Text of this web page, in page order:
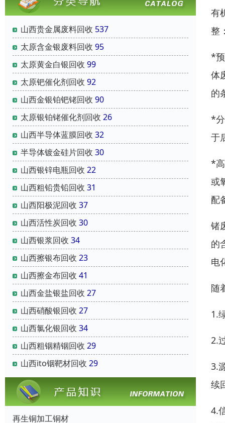
山西贵金属废料回收 537
太原含金银废料回收 95
太原黄金白银回收 99
太原钯催化剂回收 92
山西金银铂钯铑回收 90
太原银铂铑催化剂回收 26
山西半导体蓝膜回收 32
半导体镀金硅片回收 30
山西银锌电瓶回收 22
山西粗铅贵铅回收 31
山西阳极泥回收 37
山西活性炭回收 30
山西银浆回收 34
山西擦银布回收 23
山西擦金布回收 41
山西金盐银盐回收 27
山西硝酸银回收 27
山西氯化银回收 34
山西粗铟精铟回收 29
山西ito铟靶材回收 29
再生铜加工铜材
有
整
*
体
的
*
于
*
或
配
锗
的
电
随
1.
2.
3.
续
4.